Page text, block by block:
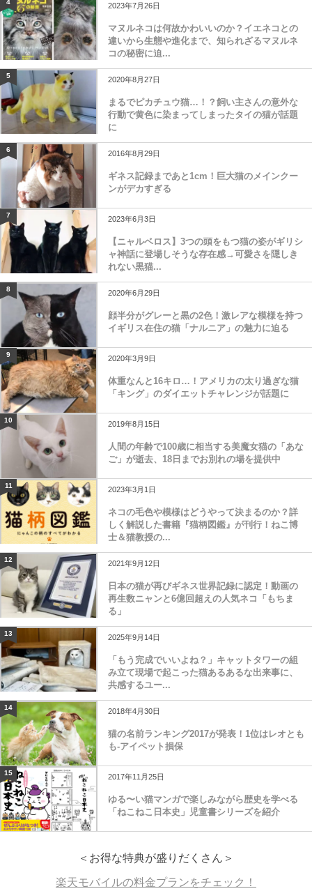
4 2023年7月26日
マヌルネコは何故かわいいのか？イエネコとの
違いから生態や進化まで、知られざるマヌルネ
コの秘密に迫...
5 2020年8月27日
まるでピカチュウ猫…！？飼い主さんの意外な
行動で黄色に染まってしまったタイの猫が話題
に
6 2016年8月29日
ギネス記録まであと1cm！巨大猫のメインクー
ンがデカすぎる
7 2023年6月3日
【ニャルベロス】3つの頭をもつ猫の姿がギリシ
ャ神話に登場しそうな存在感→可愛さを隠しき
れない黒猫...
8 2020年6月29日
顔半分がグレーと黒の2色！激レアな模様を持つ
イギリス在住の猫「ナルニア」の魅力に迫る
9 2020年3月9日
体重なんと16キロ…！アメリカの太り過ぎな猫
「キング」のダイエットチャレンジが話題に
10 2019年8月15日
人間の年齢で100歳に相当する美魔女猫の「あな
ご」が逝去、18日までお別れの場を提供中
11 2023年3月1日
ネコの毛色や模様はどうやって決まるのか？詳
しく解説した書籍『猫柄図鑑』が刊行！ねこ博
士＆猫教授の...
12 2021年9月12日
日本の猫が再びギネス世界記録に認定！動画の
再生数ニャンと6億回超えの人気ネコ「もちま
る」
13 2025年9月14日
「もう完成でいいよね？」キャットタワーの組
み立て現場で起こった猫あるあるな出来事に、
共感するユー...
14 2018年4月30日
猫の名前ランキング2017が発表！1位はレオとも
も-アイペット損保
15 2017年11月25日
ゆる〜い猫マンガで楽しみながら歴史を学べる
「ねこねこ日本史」児童書シリーズを紹介
＜お得な特典が盛りだくさん＞
楽天モバイルの料金プランをチェック！